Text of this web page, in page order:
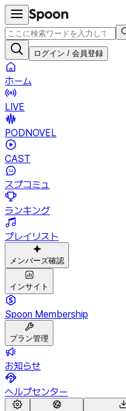
ログイン / 会員登録
ホーム
LIVE
PODNOVEL
CAST
スプコミュ
ランキング
プレイリスト
メンバーズ確認
インサイト
Spoon Membership
プラン管理
お知らせ
ヘルプセンター